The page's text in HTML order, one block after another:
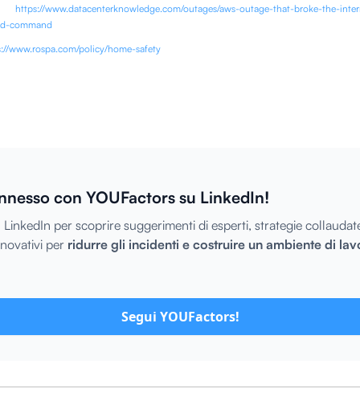
www.datacenterknowledge.com/outages/aws-outage-that-broke-the-
command
www.rospa.com/policy/home-safety
con YOUFactors su LinkedIn!
LinkedIn per scoprire suggerimenti di esperti, strategie
per ridurre gli incidenti e costruire un ambiente di
Segui YOUFactors!